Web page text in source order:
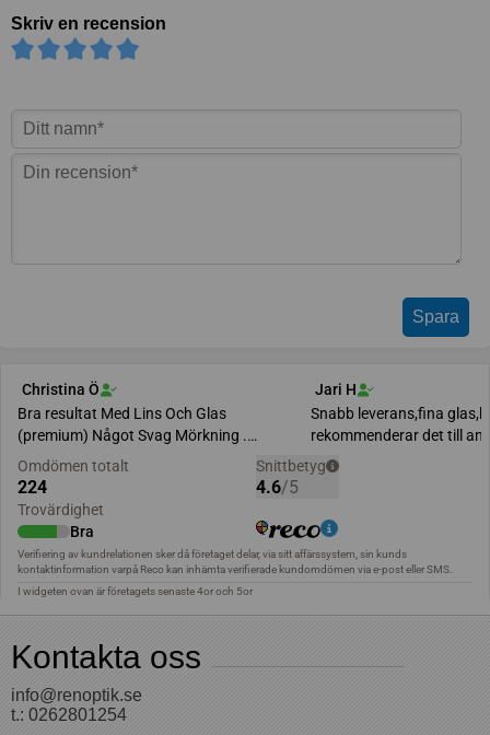
Skriv en recension
Kontakta oss
info@renoptik.se
t.: 0262801254